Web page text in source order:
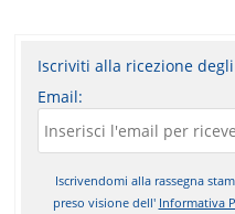
Iscriviti alla ricezione
Email:
Iscrivendomi alla rassegna
preso visione dell' Informativa